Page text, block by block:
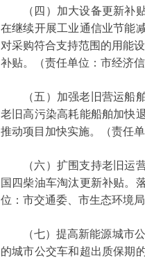
（四）加大设备更新补贴
在继续开展工业通信业节能
对采购符合支持范围的用能
补贴。（责任单位：市经济
（五）加强老旧营运船舶
老旧高污染高耗能船舶加快
推动项目加快实施。（责任
（六）扩围支持老旧运营
国四柴油车淘汰更新补贴。
位：市交通委、市生态环境
（七）提高新能源城市公
的城市公交车和超出质保期